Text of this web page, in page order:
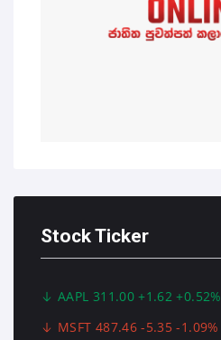
Stock Ticker
AAPL 311.00 +1.62 +0.52%
MSFT 487.46 -5.35 -1.09%